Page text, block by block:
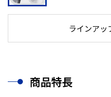
ラインアッ
商品特長